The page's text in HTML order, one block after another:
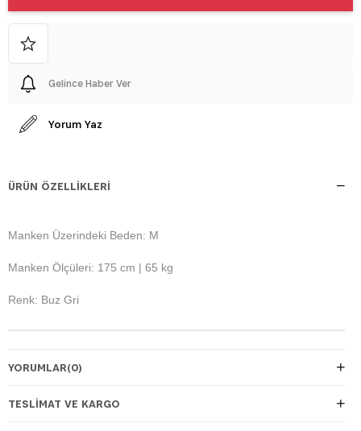
Gelince Haber Ver
Yorum Yaz
ÜRÜN ÖZELLIKLERI
Manken Üzerindeki Beden: M
Manken Ölçüleri: 175 cm | 65 kg
Renk: Buz Gri
YORUMLAR(0)
TESLIMAT VE KARGO